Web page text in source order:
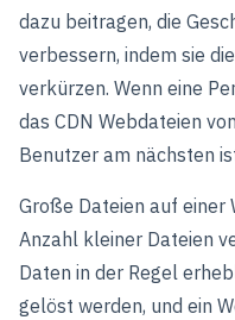
dazu beitragen, die
verbessern, indem sie
verkürzen. Wenn eine
das CDN Webdateien
Benutzer am nächsten
Große Dateien auf einer
Anzahl kleiner Dateien
Daten in der Regel
gelöst werden, und ein